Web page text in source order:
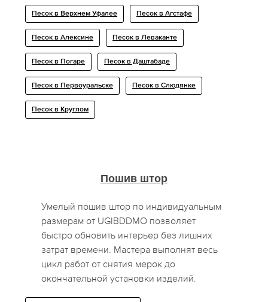
Песок в Верхнем Уфалее Песок в Агстафе
Песок в Алексине Песок в Леваканте
Песок в Погаре Песок в Даштабаде
Песок в Первоуральске Песок в Слюдянке
Песок в Круглом
Пошив штор
Умелый пошив штор по индивидуальным
размерам от UGIBDDMO позволяет
быстро обновить интерьер без лишних
затрат времени. Мастера выполнят весь
цикл работ от снятия мерок до
окончательной установки изделий.